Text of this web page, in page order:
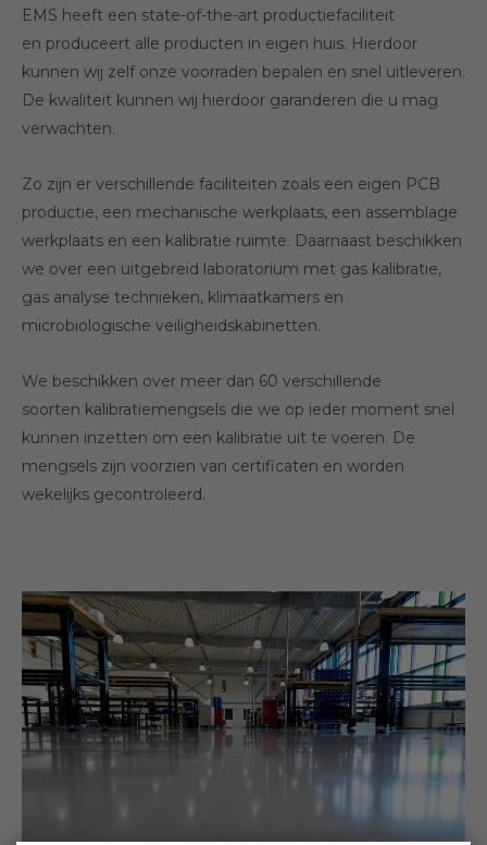
EMS heeft een state-of-the-art productiefaciliteit
en produceert alle producten in eigen huis. Hierdoor
kunnen wij zelf onze voorraden bepalen en snel uitleveren.
De kwaliteit kunnen wij hierdoor garanderen die u mag
verwachten.
Zo zijn er verschillende faciliteiten zoals een eigen PCB
productie, een mechanische werkplaats, een assemblage
werkplaats en een kalibratie ruimte. Daarnaast beschikken
we over een uitgebreid laboratorium met gas kalibratie,
gas analyse technieken, klimaatkamers en
microbiologische veiligheidskabinetten.
We beschikken over meer dan 60 verschillende
soorten kalibratiemengsels die we op ieder moment snel
kunnen inzetten om een kalibratie uit te voeren. De
mengsels zijn voorzien van certificaten en worden
wekelijks gecontroleerd.